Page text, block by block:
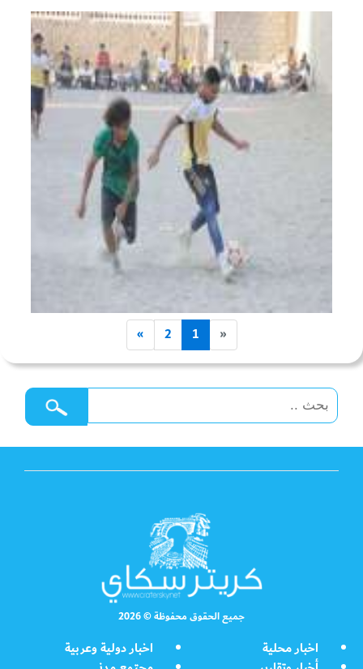
«
1
2
»
جميع الحقوق محفوظة © 2026
اخبار محلية
اخبار دولية وعربية